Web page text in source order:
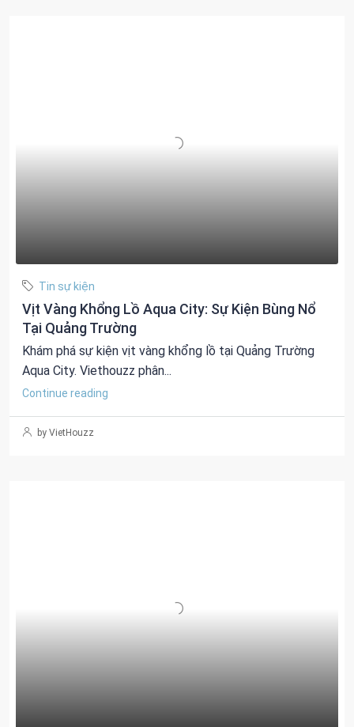
Tin sự kiện
Vịt Vàng Khổng Lồ Aqua City: Sự Kiện Bùng Nổ
Tại Quảng Trường
Khám phá sự kiện vịt vàng khổng lồ tại Quảng Trường
Aqua City. Viethouzz phân...
Continue reading
by VietHouzz